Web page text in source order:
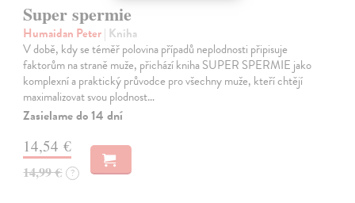
Super spermie
Humaidan Peter| Kniha
V době, kdy se téměř polovina případů neplodnosti připisuje
faktorům na straně muže, přichází kniha SUPER SPERMIE jako
komplexní a praktický průvodce pro všechny muže, kteří chtějí
maximalizovat svou plodnost…
Zasielame do 14 dní
14,54 €
14,99 € ?